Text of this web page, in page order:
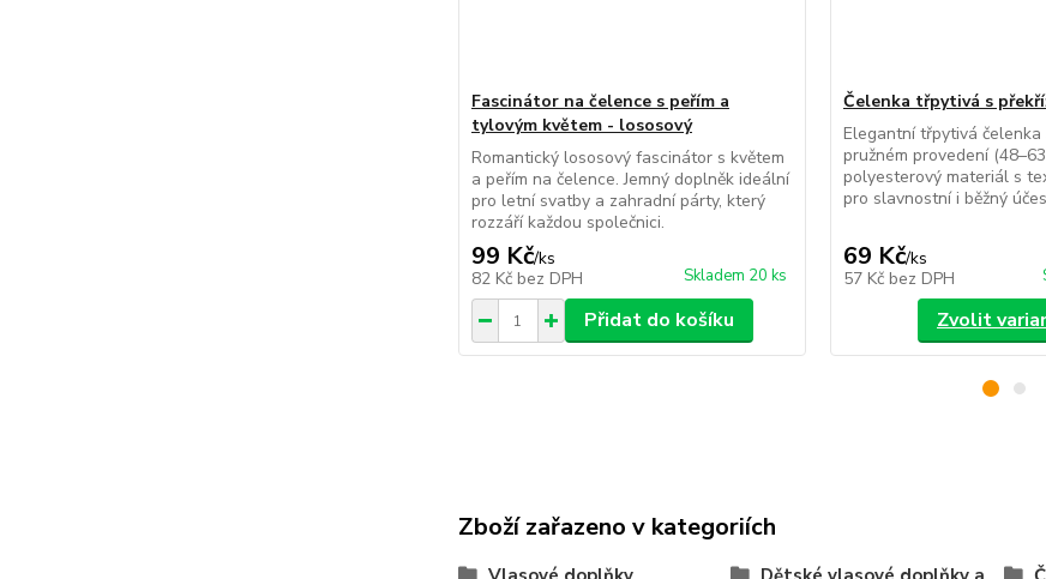
Fascinátor na čelence s peřím a
tylovým květem - lososový
Romantický lososový fascinátor s květem
a peřím na čelence. Jemný doplněk ideální
pro letní svatby a zahradní párty, který
rozzáří každou společnici.
99 Kč/ks
82 Kč bez DPH Skladem 20 ks
Přidat do košíku
Čelenka třpytivá s
Elegantní třpytivá čelenka
pružném provedení
polyesterový materiál s
pro slavnostní i běžný
69 Kč/ks
57 Kč bez DPH
Zvolit
Zboží zařazeno v kategoriích